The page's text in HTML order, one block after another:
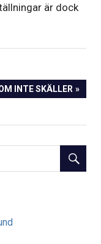
är dock
INTE SKÄLLER